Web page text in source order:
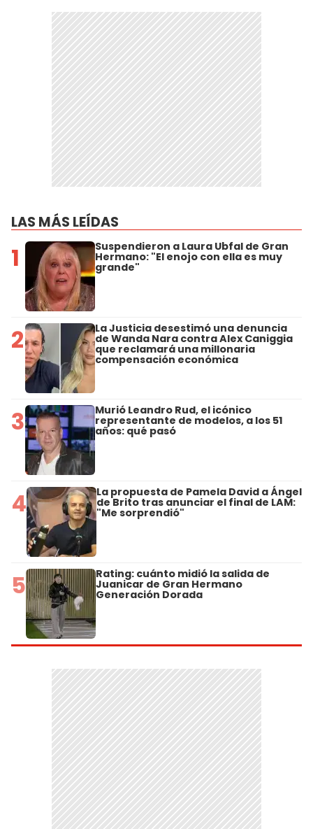
LAS MÁS LEÍDAS
1 Suspendieron a Laura Ubfal de Gran
Hermano: "El enojo con ella es muy
grande"
2 La Justicia desestimó una denuncia
de Wanda Nara contra Alex Caniggia
que reclamará una millonaria
compensación económica
3 Murió Leandro Rud, el icónico
representante de modelos, a los 51
años: qué pasó
4 La propuesta de Pamela David a Ángel
de Brito tras anunciar el final de LAM:
"Me sorprendió"
5 Rating: cuánto midió la salida de
Juanicar de Gran Hermano
Generación Dorada